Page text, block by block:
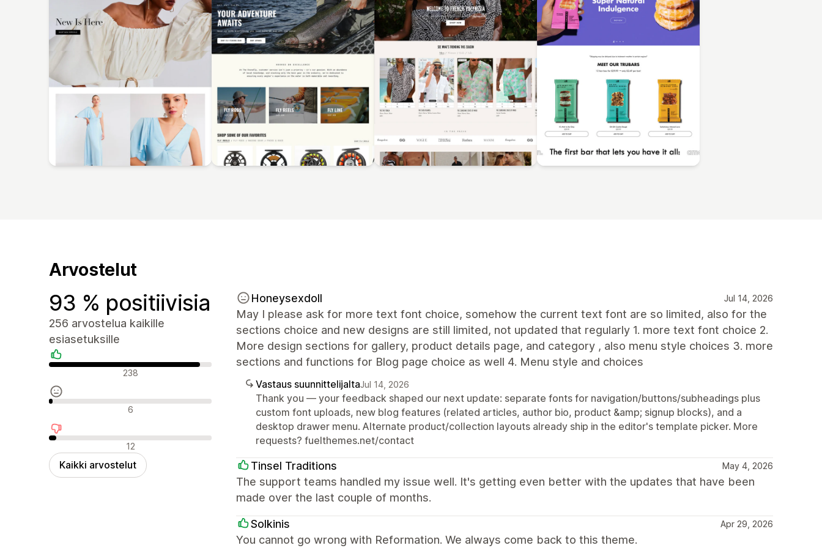
Arvostelut
93 % positiivisia
256 arvostelua kaikille
esiasetuksille
Positiiviset arvostelut
238
Neutraalit arvostelut
6
Negatiiviset arvostelut
12
Kaikki arvostelut
Honeysexdoll Jul 14, 2026
May I please ask for more text font choice, somehow the current text font are so limited, also for the
sections choice and new designs are still limited, not updated that regularly 1. more text font choice 2.
More design sections for gallery, product details page, and category , also menu style choices 3. more
sections and functions for Blog page choice as well 4. Menu style and choices
Vastaus suunnittelijaltaJul 14, 2026
Thank you — your feedback shaped our next update: separate fonts for navigation/buttons/subheadings plus
custom font uploads, new blog features (related articles, author bio, product &amp; signup blocks), and a
desktop drawer menu. Alternate product/collection layouts already ship in the editor's template picker. More
requests? fuelthemes.net/contact
Tinsel Traditions May 4, 2026
The support teams handled my issue well. It's getting even better with the updates that have been
made over the last couple of months.
Solkinis Apr 29, 2026
You cannot go wrong with Reformation. We always come back to this theme.